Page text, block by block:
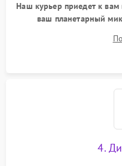
Наш курьер приедет к вам
ваш планетарный
4.